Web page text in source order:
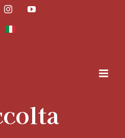
InstagramYouTube